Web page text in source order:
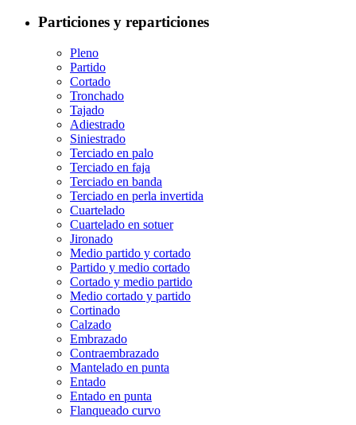
Particiones y reparticiones
Pleno
Partido
Cortado
Tronchado
Tajado
Adiestrado
Siniestrado
Terciado en palo
Terciado en faja
Terciado en banda
Terciado en perla invertida
Cuartelado
Cuartelado en sotuer
Jironado
Medio partido y cortado
Partido y medio cortado
Cortado y medio partido
Medio cortado y partido
Cortinado
Calzado
Embrazado
Contraembrazado
Mantelado en punta
Entado
Entado en punta
Flanqueado curvo